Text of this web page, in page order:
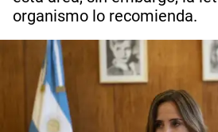
organismo lo recomienda.